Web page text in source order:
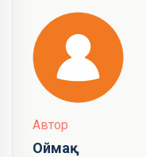
Автор
Оймақ